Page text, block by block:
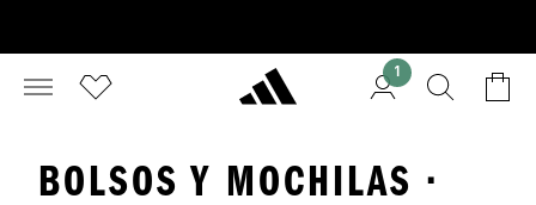
1
BOLSOS Y MOCHILAS ·